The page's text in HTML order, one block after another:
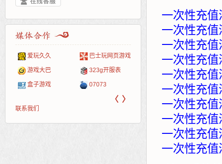
爱玩久久 巴士玩网页游戏
游戏大巴 323g开服表
盒子游戏 07073
页游网
新浪
网易
多玩
中华网
Cwan
游一游
游侠网页游戏 40407
5617网游网 一游网
开服网
斗蟹网页游戏 游戏
〈 〉
联系我们
一次性充
一次性充
一次性充
一次性充
一次性充
一次性充
一次性充
一次性充
一次性充
一次性充